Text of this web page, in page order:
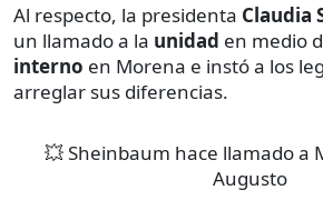
Al respecto, la presidenta Claudia
un llamado a la unidad en medio
interno en Morena e instó a los
arreglar sus diferencias.
💥 Sheinbaum hace llamado a
Augusto